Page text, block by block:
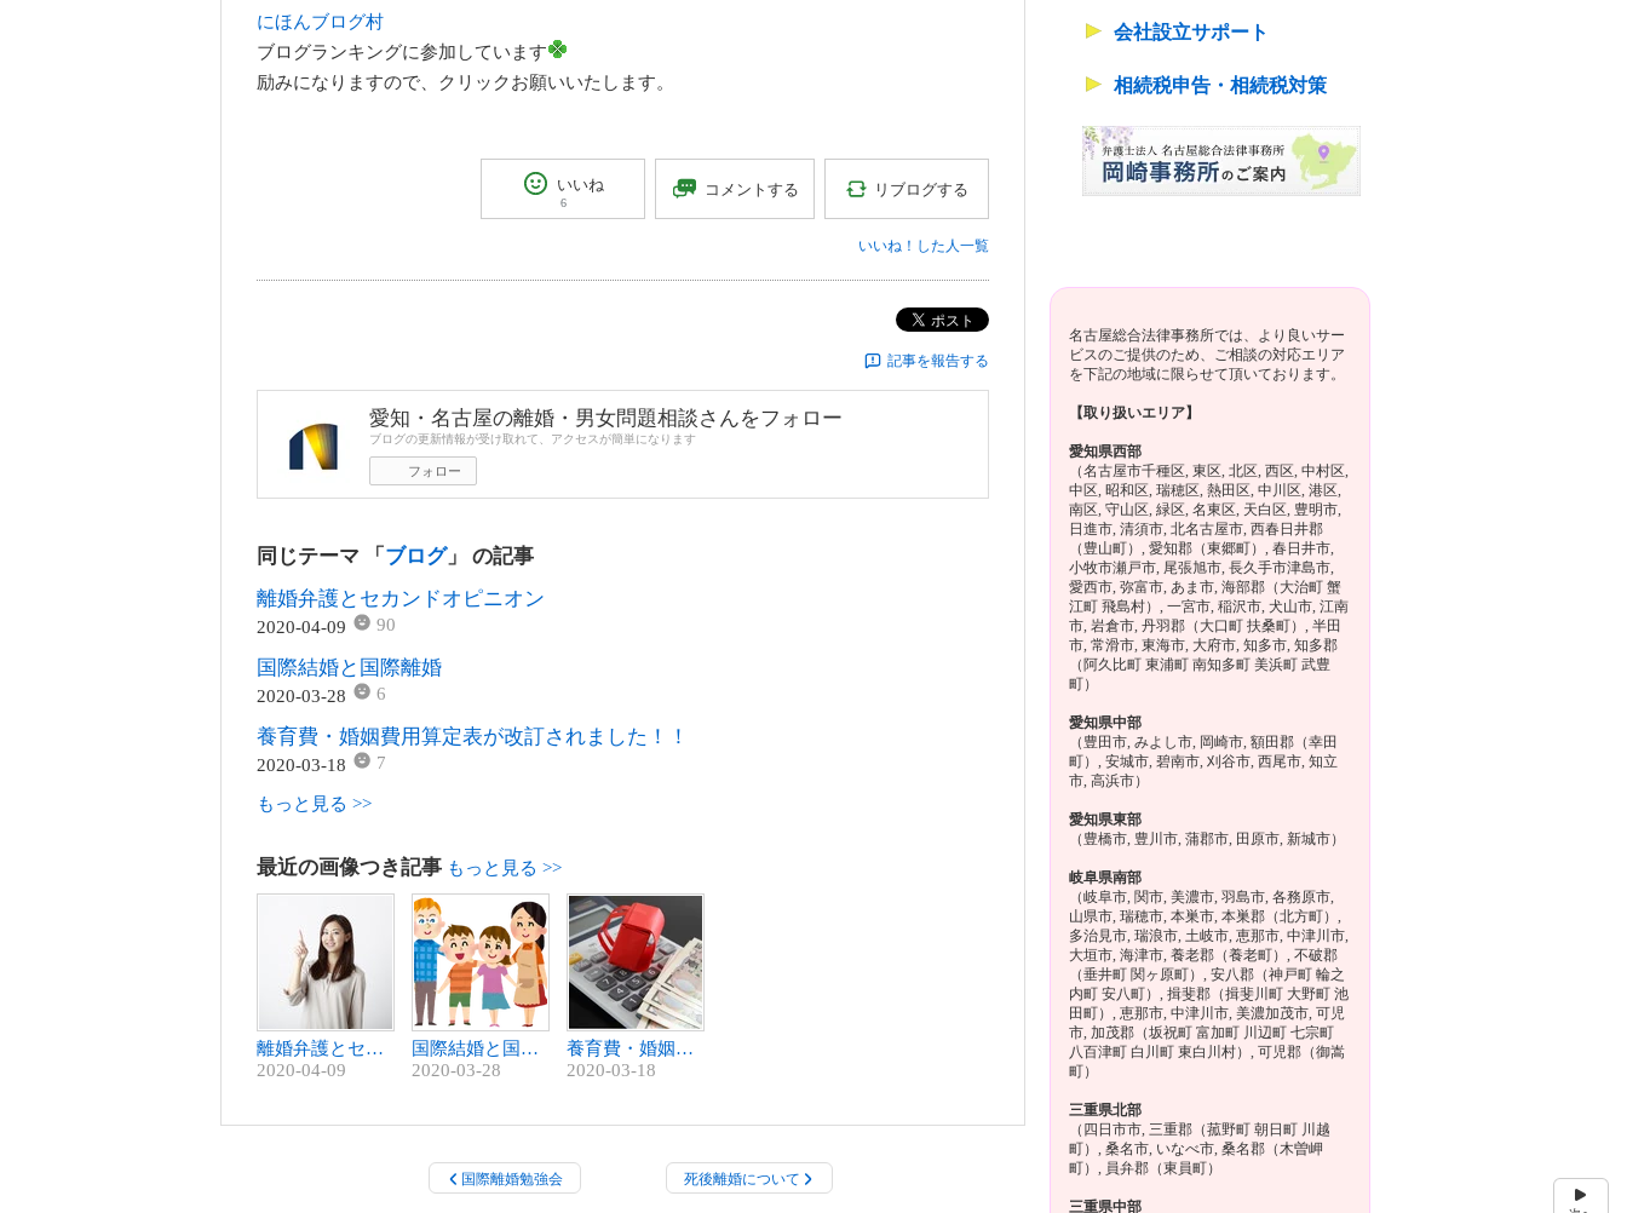
にほんブログ村
ブログランキングに参加しています
励みになりますので、クリックお願いいたします。
いいね
6
コメントする リブログする
いいね！した人一覧
ポスト
記事を報告する
愛知・名古屋の離婚・男女問題相談さんをフォロー
ブログの更新情報が受け取れて、アクセスが簡単になります
フォロー
同じテーマ 「 ブログ」 の記事
離婚弁護とセカンドオピニオン
2020-04-09 90
国際結婚と国際離婚
2020-03-28 6
養育費・婚姻費用算定表が改訂されました！！
2020-03-18 7
もっと見る >>
最近の画像つき記事 もっと見る >>
離婚弁護とセカンドオピニオン
2020-04-09
国際結婚と国際離婚
2020-03-28
養育費・婚姻費用算定表が改訂されました！！
2020-03-18
国際離婚勉強会 死後離婚について
会社設立サポート
相続税申告・相続税対策
名古屋総合法律事務所では、より良いサー
ビスのご提供のため、ご相談の対応エリア
を下記の地域に限らせて頂いております。
【取り扱いエリア】
愛知県西部
（名古屋市千種区, 東区, 北区, 西区, 中村区,
中区, 昭和区, 瑞穂区, 熱田区, 中川区, 港区,
南区, 守山区, 緑区, 名東区, 天白区, 豊明市,
日進市, 清須市, 北名古屋市, 西春日井郡
（豊山町）, 愛知郡（東郷町）, 春日井市,
小牧市瀬戸市, 尾張旭市, 長久手市津島市,
愛西市, 弥富市, あま市, 海部郡（大治町 蟹
江町 飛島村）, 一宮市, 稲沢市, 犬山市, 江南
市, 岩倉市, 丹羽郡（大口町 扶桑町）, 半田
市, 常滑市, 東海市, 大府市, 知多市, 知多郡
（阿久比町 東浦町 南知多町 美浜町 武豊
町）
愛知県中部
（豊田市, みよし市, 岡崎市, 額田郡（幸田
町）, 安城市, 碧南市, 刈谷市, 西尾市, 知立
市, 高浜市）
愛知県東部
（豊橋市, 豊川市, 蒲郡市, 田原市, 新城市）
岐阜県南部
（岐阜市, 関市, 美濃市, 羽島市, 各務原市,
山県市, 瑞穂市, 本巣市, 本巣郡（北方町）,
多治見市, 瑞浪市, 土岐市, 恵那市, 中津川市,
大垣市, 海津市, 養老郡（養老町）, 不破郡
（垂井町 関ヶ原町）, 安八郡（神戸町 輪之
内町 安八町）, 揖斐郡（揖斐川町 大野町 池
田町）, 恵那市, 中津川市, 美濃加茂市, 可児
市, 加茂郡（坂祝町 富加町 川辺町 七宗町
八百津町 白川町 東白川村）, 可児郡（御嵩
町）
三重県北部
（四日市市, 三重郡（菰野町 朝日町 川越
町）, 桑名市, いなべ市, 桑名郡（木曽岬
町）, 員弁郡（東員町）
三重県中部